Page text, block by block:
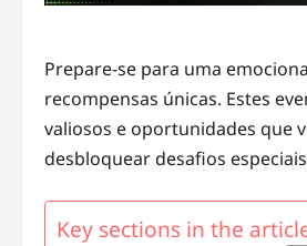
Prepare-se para uma
recompensas únicas. Estes
valiosos e oportunidades que
desbloquear desafios
Key sections in the